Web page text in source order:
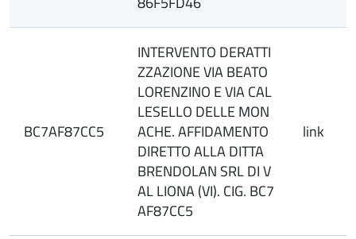
BC7AF87CC5
INTERVENTO DERATTI
ZZAZIONE VIA BEATO
LORENZINO E VIA CAL
LESELLO DELLE MON
ACHE. AFFIDAMENTO
DIRETTO ALLA DITTA
BRENDOLAN SRL DI V
AL LIONA (VI). CIG. BC7
AF87CC5
link